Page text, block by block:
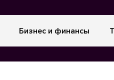
Бизнес и финансы